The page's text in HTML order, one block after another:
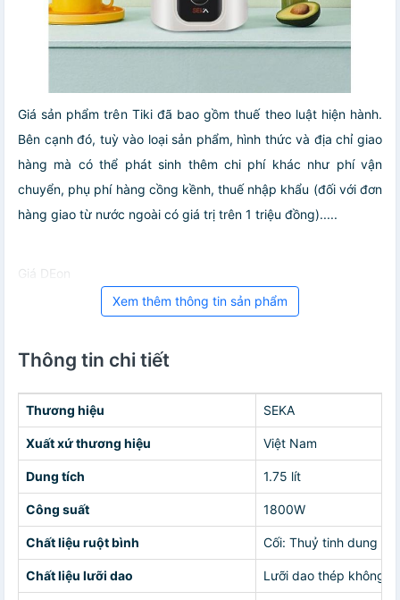
Giá sản phẩm trên Tiki đã bao gồm thuế theo luật hiện hành.
Bên cạnh đó, tuỳ vào loại sản phẩm, hình thức và địa chỉ giao
hàng mà có thể phát sinh thêm chi phí khác như phí vận
chuyển, phụ phí hàng cồng kềnh, thuế nhập khẩu (đối với đơn
hàng giao từ nước ngoài có giá trị trên 1 triệu đồng).....
Giá DEon
Xem thêm thông tin sản phẩm
Thông tin chi tiết
Thương hiệu SEKA
Xuất xứ thương hiệu Việt Nam
Dung tích 1.75 lít
Công suất 1800W
Chất liệu ruột bình Cối: Thuỷ tinh dung
Chất liệu lưỡi dao Lưỡi dao thép không gỉ